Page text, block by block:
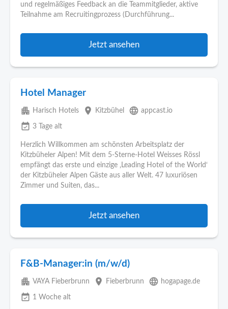
und regelmäßiges Feedback an die Teammitglieder, aktive
Teilnahme am Recruitingprozess (Durchführung...
Jetzt ansehen
Hotel Manager
apartment Harisch Hotels place Kitzbühel language appcast.io
event_available 3 Tage alt
Herzlich Willkommen am schönsten Arbeitsplatz der
Kitzbüheler Alpen! Mit dem 5-Sterne-Hotel Weisses Rössl
empfängt das erste und einzige ‚Leading Hotel of the World‘
der Kitzbüheler Alpen Gäste aus aller Welt. 47 luxuriösen
Zimmer und Suiten, das...
Jetzt ansehen
F&B-Manager:in (m/w/d)
apartment VAYA Fieberbrunn place Fieberbrunn language hogapage.de
event_available 1 Woche alt